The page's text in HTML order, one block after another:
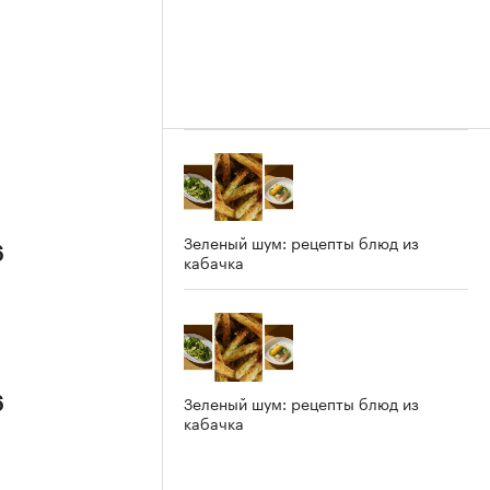
Зеленый шум: рецепты блюд из
кабачка
Зеленый шум: рецепты блюд из
кабачка